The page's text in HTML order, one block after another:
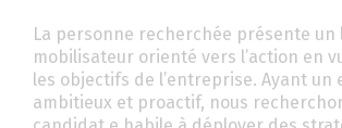
La personne recherchée présente un
mobilisateur orienté vers l’action en
les objectifs de l’entreprise. Ayant un
ambitieux et proactif, nous